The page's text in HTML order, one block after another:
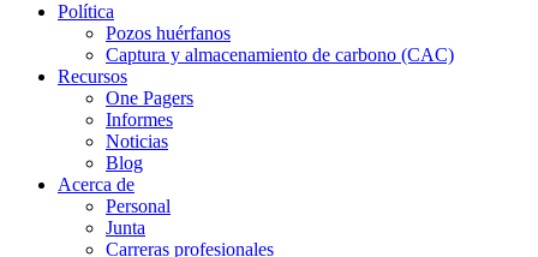
Política
Pozos huérfanos
Captura y almacenamiento de carbono (CAC)
Recursos
One Pagers
Informes
Noticias
Blog
Acerca de
Personal
Junta
Carreras profesionales